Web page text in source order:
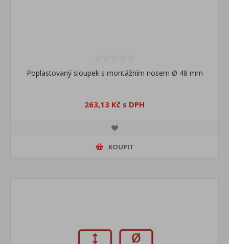
Poplastovaný sloupek s montážním nosem Ø 48 mm
263,13 Kč s DPH
KOUPIT